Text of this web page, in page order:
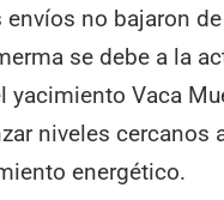
envíos no bajaron
se debe a la
yacimiento Vaca
niveles cercanos
energético.